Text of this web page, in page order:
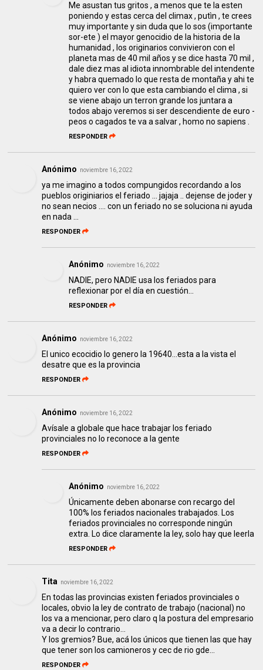
Me asustan tus gritos , a menos que te la esten
poniendo y estas cerca del climax , putìn , te crees
muy importante y sin duda que lo sos (importante
sor-ete ) el mayor genocidio de la historia de la
humanidad , los originarios convivieron con el
planeta mas de 40 mil años y se dice hasta 70 mil ,
dale diez mas al idiota innombrable del intendente
y habra quemado lo que resta de montaña y ahi te
quiero ver con lo que esta cambiando el clima , si
se viene abajo un terron grande los juntara a
todos abajo veremos si ser descendiente de euro -
peos o cagados te va a salvar , homo no sapiens .
RESPONDER
Anónimo noviembre 16, 2022
ya me imagino a todos compungidos recordando a los
pueblos originiarios el feriado ... jajaja .. dejense de joder y
no sean necios .... con un feriado no se soluciona ni ayuda
en nada ...
RESPONDER
Anónimo noviembre 16, 2022
NADIE, pero NADIE usa los feriados para
reflexionar por el día en cuestión...
RESPONDER
Anónimo noviembre 16, 2022
El unico ecocidio lo genero la 19640...esta a la vista el
desatre que es la provincia
RESPONDER
Anónimo noviembre 16, 2022
Avísale a globale que hace trabajar los feriado
provinciales no lo reconoce a la gente
RESPONDER
Anónimo noviembre 16, 2022
Únicamente deben abonarse con recargo del
100% los feriados nacionales trabajados. Los
feriados provinciales no corresponde ningún
extra. Lo dice claramente la ley, solo hay que leerla
RESPONDER
Tita noviembre 16, 2022
En todas las provincias existen feriados provinciales o
locales, obvio la ley de contrato de trabajo (nacional) no
los va a mencionar, pero claro q la postura del empresario
va a decir lo contrario...
Y los gremios? Bue, acá los únicos que tienen las que hay
que tener son los camioneros y cec de rio gde...
RESPONDER